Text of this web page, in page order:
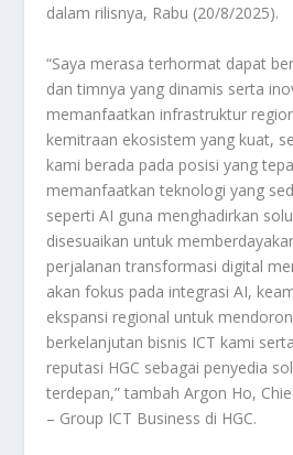
dalam rilisnya, Rabu (20/8/2025).
“Saya merasa terhormat dapat
dan timnya yang dinamis serta
memanfaatkan infrastruktur
kemitraan ekosistem yang kuat,
kami berada pada posisi yang
memanfaatkan teknologi yang
seperti AI guna menghadirkan
disesuaikan untuk
perjalanan transformasi digital
akan fokus pada integrasi AI,
ekspansi regional untuk
berkelanjutan bisnis ICT kami
reputasi HGC sebagai penyedia
terdepan,” tambah Argon Ho,
– Group ICT Business di HGC.